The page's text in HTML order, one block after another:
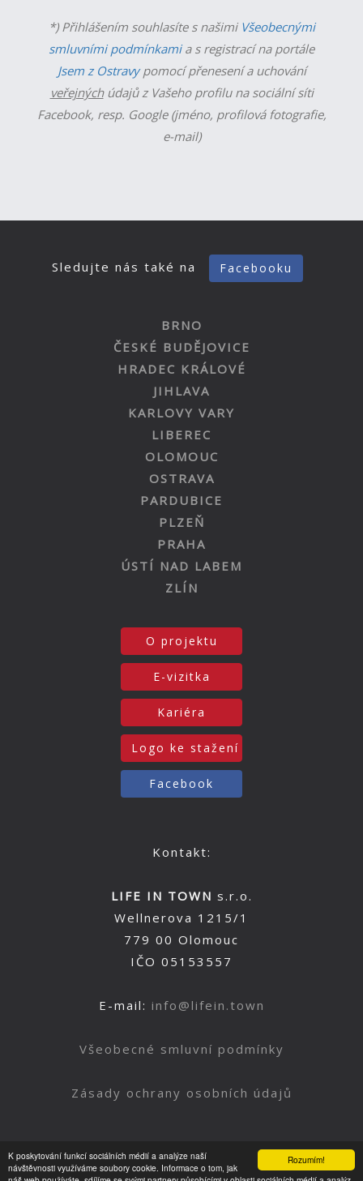
Rozumím!
K poskytování funkcí sociálních médií a analýze naší
návštěvnosti využíváme soubory cookie. Informace o tom, jak
*) Přihlášením souhlasíte s našimi Všeobecnými
smluvními podmínkamia s registrací na portále
Jsem z Ostravypomocí přenesení a uchování
veřejnýchúdajů z Vašeho profilu na sociální síti
Facebook, resp. Google (jméno, profilová fotografie,
e-mail)
Sledujte nás také na Facebooku
BRNO
ČESKÉ BUDĚJOVICE
HRADEC KRÁLOVÉ
JIHLAVA
KARLOVY VARY
LIBEREC
OLOMOUC
OSTRAVA
PARDUBICE
PLZEŇ
PRAHA
ÚSTÍ NAD LABEM
ZLÍN
O projektu
E-vizitka
Kariéra
Logo ke stažení
Facebook
Kontakt:
LIFE IN TOWN s.r.o.
Wellnerova 1215/1
779 00 Olomouc
IČO 05153557
E-mail: info@lifein.town
Všeobecné smluvní podmínky
Zásady ochrany osobních údajů
Nahoru